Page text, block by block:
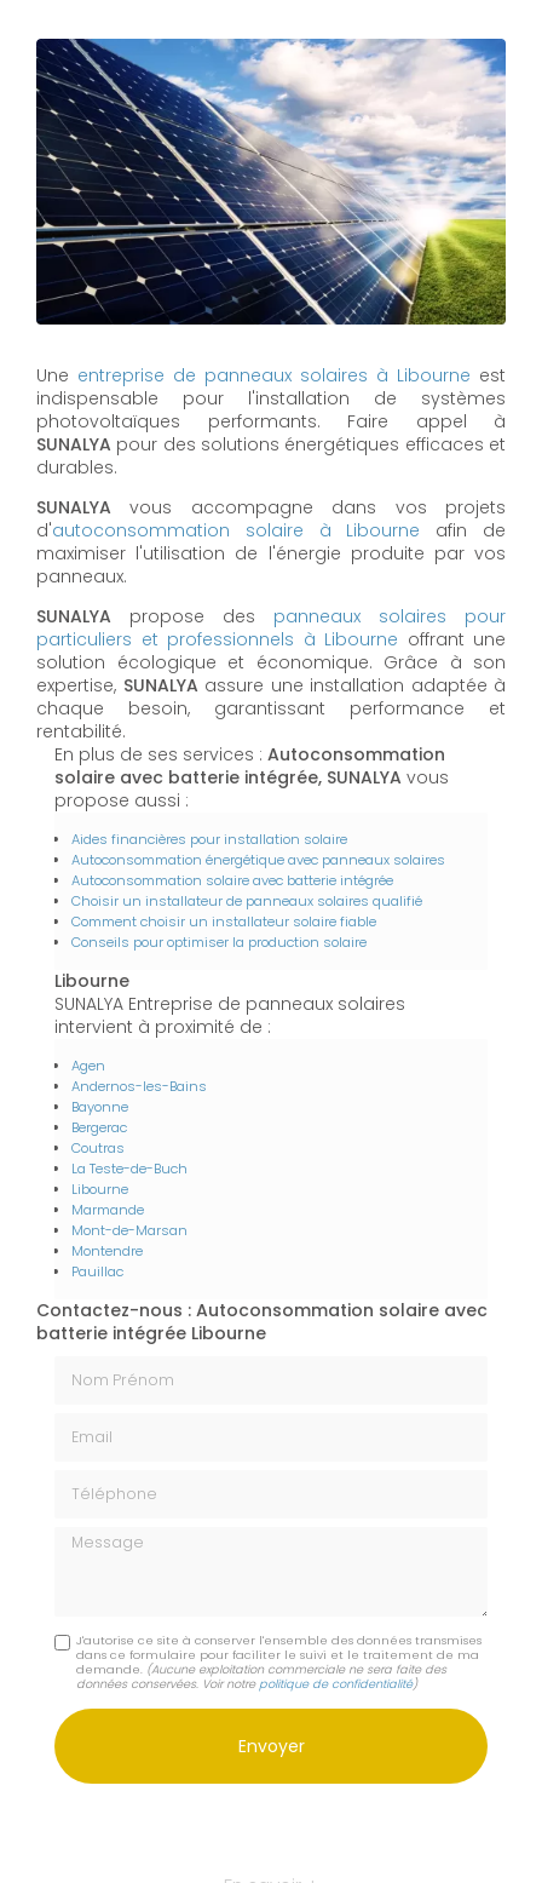
Une entreprise de panneaux solaires à Libourne est
indispensable pour l'installation de systèmes
photovoltaïques performants. Faire appel à
SUNALYA pour des solutions énergétiques efficaces et
durables.
SUNALYA vous accompagne dans vos projets
d'autoconsommation solaire à Libourne afin de
maximiser l'utilisation de l'énergie produite par vos
panneaux.
SUNALYA propose des panneaux solaires pour
particuliers et professionnels à Libourne offrant une
solution écologique et économique. Grâce à son
expertise, SUNALYA assure une installation adaptée à
chaque besoin, garantissant performance et
rentabilité.
En plus de ses services : Autoconsommation
solaire avec batterie intégrée, SUNALYA vous
propose aussi :
Aides financières pour installation solaire
Autoconsommation énergétique avec panneaux solaires
Autoconsommation solaire avec batterie intégrée
Choisir un installateur de panneaux solaires qualifié
Comment choisir un installateur solaire fiable
Conseils pour optimiser la production solaire
Libourne
SUNALYA Entreprise de panneaux solaires
intervient à proximité de :
Agen
Andernos-les-Bains
Bayonne
Bergerac
Coutras
La Teste-de-Buch
Libourne
Marmande
Mont-de-Marsan
Montendre
Pauillac
Contactez-nous : Autoconsommation solaire avec
batterie intégrée Libourne
Message
J'autorise ce site à conserver l'ensemble des données transmises
dans ce formulaire pour faciliter le suivi et le traitement de ma
demande. (Aucune exploitation commerciale ne sera faite des
données conservées. Voir notre politique de confidentialité)